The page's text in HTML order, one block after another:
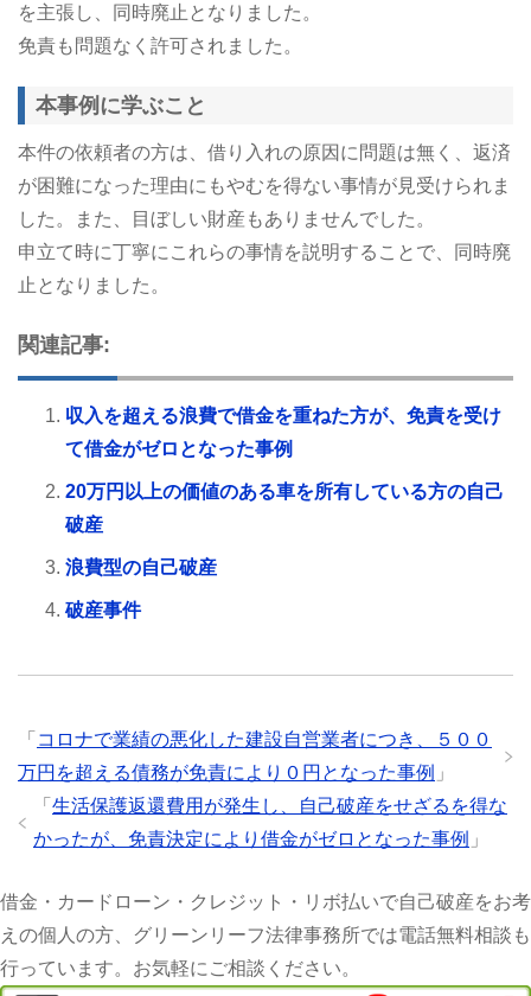
を主張し、同時廃止となりました。
免責も問題なく許可されました。
本事例に学ぶこと
本件の依頼者の方は、借り入れの原因に問題は無く、返済
が困難になった理由にもやむを得ない事情が見受けられま
した。また、目ぼしい財産もありませんでした。
申立て時に丁寧にこれらの事情を説明することで、同時廃
止となりました。
関連記事:
収入を超える浪費で借金を重ねた方が、免責を受け
て借金がゼロとなった事例
20万円以上の価値のある車を所有している方の自己
破産
浪費型の自己破産
破産事件
「 コロナで業績の悪化した建設自営業者につき、５００
万円を超える債務が免責により０円となった事例 」
「 生活保護返還費用が発生し、自己破産をせざるを得な
かったが、免責決定により借金がゼロとなった事例 」
借金・カードローン・クレジット・リボ払いで自己破産をお考
えの個人の方、グリーンリーフ法律事務所では電話無料相談も
行っています。お気軽にご相談ください。